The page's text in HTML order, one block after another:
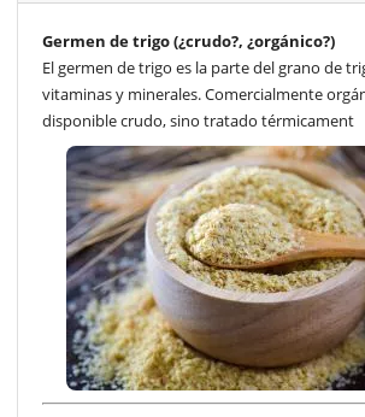
Germen de trigo (¿crudo?, ¿orgánico?)
El germen de trigo es la parte del grano de
vitaminas y minerales. Comercialmente
disponible crudo, sino tratado térmicament